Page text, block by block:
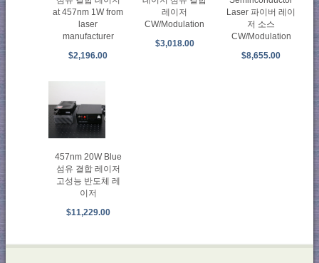
at 457nm 1W from
laser
manufacturer
$2,196.00
레이저
CW/Modulation
$3,018.00
Laser 파이버 레이
저 소스
CW/Modulation
$8,655.00
457nm 20W Blue
섬유 결합 레이저
고성능 반도체 레
이저
$11,229.00